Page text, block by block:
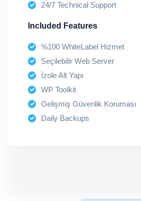
24/7 Technical Support
Included Features
%100 WhiteLabel Hizmet
Seçilebilir Web Server
İzole Alt Yapı
WP Toolkit
Gelişmiş Güvenlik Koruması
Daily Backups